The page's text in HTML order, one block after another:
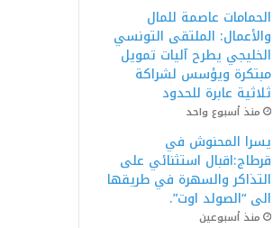
الحمامات عاصمة للمال
والأعمال: الملتقى التونسي
الخليجي يطرح آليات تمويل
مبتكرة ويؤسس لشراكة
ثلاثية عابرة للحدود
منذ أسبوع واحد
يسرا المحنوش في
قرطاج:اقبال استثنائي على
التذاكر والسهرة في طريقها
الى “الصولد اوت”.
منذ أسبوعين